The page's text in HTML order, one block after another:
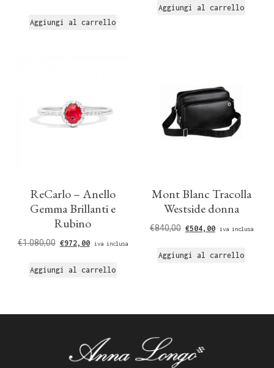
Aggiungi al carrello
Aggiungi al carrello
ReCarlo – Anello
Gemma Brillanti e
Rubino
€1.080,00 €972,00 iva inclusa
Aggiungi al carrello
Mont Blanc Tracolla
Westside donna
€840,00 €504,00 iva inclusa
Aggiungi al carrello